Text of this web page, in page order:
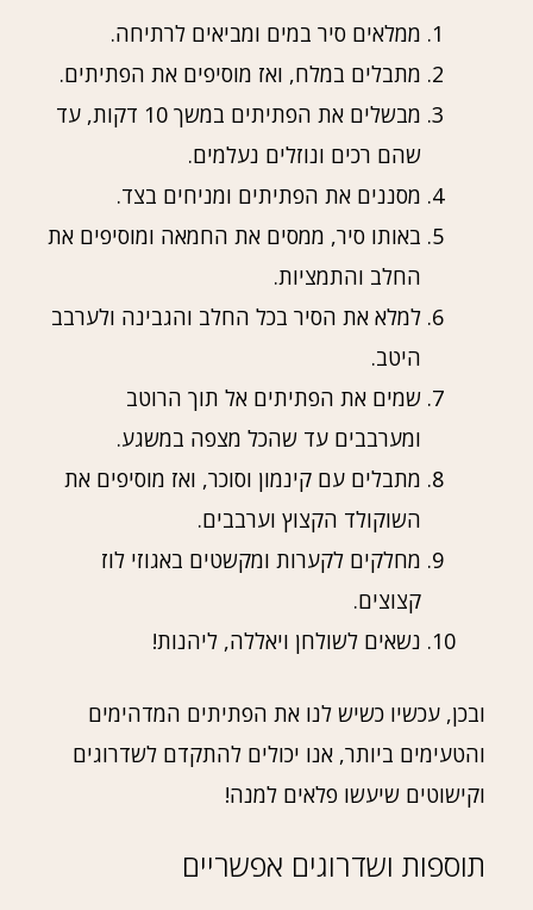
ממלאים סיר במים ומביאים לרתיחה.
מתבלים במלח, ואז מוסיפים את הפתיתים.
מבשלים את הפתיתים במשך 10 דקות, עד
שהם רכים ונוזלים נעלמים.
מסננים את הפתיתים ומניחים בצד.
באותו סיר, ממסים את החמאה ומוסיפים את
החלב והתמציות.
למלא את הסיר בכל החלב והגבינה ולערבב
היטב.
שמים את הפתיתים אל תוך הרוטב
ומערבבים עד שהכל מצפה במשגע.
מתבלים עם קינמון וסוכר, ואז מוסיפים את
השוקולד הקצוץ וערבבים.
מחלקים לקערות ומקשטים באגוזי לוז
קצוצים.
נשאים לשולחן ויאללה, ליהנות!
ובכן, עכשיו כשיש לנו את הפתיתים המדהימים
והטעימים ביותר, אנו יכולים להתקדם לשדרוגים
וקישוטים שיעשו פלאים למנה!
תוספות ושדרוגים אפשריים